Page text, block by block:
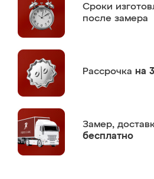
Сроки
после замера
Рассрочка на
Замер,
бесплатно